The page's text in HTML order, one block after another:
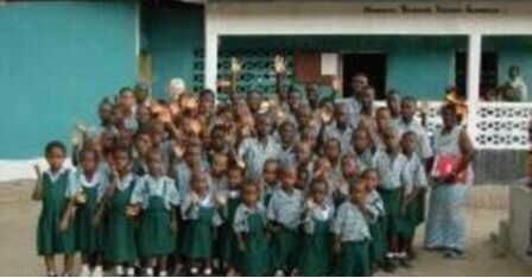
Zum Hauptinhalt springen
Erklärung zur Barrierefreiheit anzeigen